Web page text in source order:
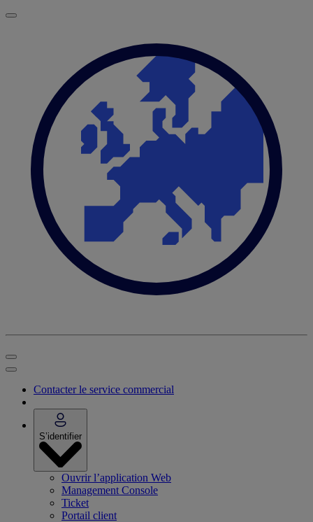
Contacter le service commercial
S’identifier
Ouvrir l’application Web
Management Console
Ticket
Portail client